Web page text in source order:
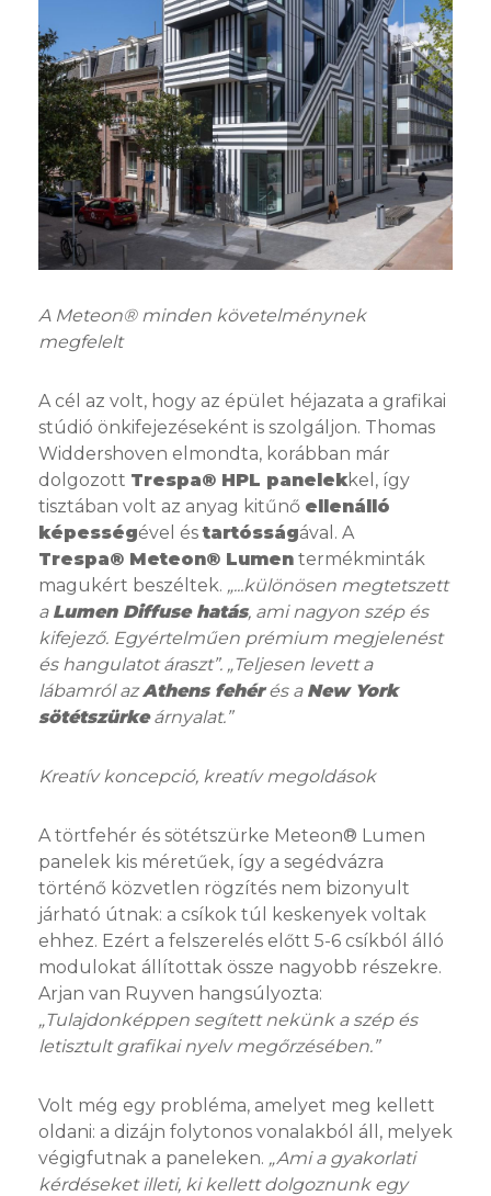
A Meteon® minden követelménynek
megfelelt
A cél az volt, hogy az épület héjazata a grafikai
stúdió önkifejezéseként is szolgáljon. Thomas
Widdershoven elmondta, korábban már
dolgozott Trespa® HPL panelekkel, így
tisztában volt az anyag kitűnő ellenálló
képességével éstartósságával. A
Trespa® Meteon® Lumen termékminták
magukért beszéltek. „...különösen megtetszett
a Lumen Diffuse hatás, ami nagyon szép és
kifejező. Egyértelműen prémium megjelenést
és hangulatot áraszt”. „Teljesen levett a
lábamról azAthens fehérés a New York
sötétszürkeárnyalat.”
Kreatív koncepció, kreatív megoldások
A törtfehér és sötétszürke Meteon® Lumen
panelek kis méretűek, így a segédvázra
történő közvetlen rögzítés nem bizonyult
járható útnak: a csíkok túl keskenyek voltak
ehhez. Ezért a felszerelés előtt 5-6 csíkból álló
modulokat állítottak össze nagyobb részekre.
Arjan van Ruyven hangsúlyozta:
„Tulajdonképpen segített nekünk a szép és
letisztult grafikai nyelv megőrzésében.”
Volt még egy probléma, amelyet meg kellett
oldani: a dizájn folytonos vonalakból áll, melyek
végigfutnak a paneleken. „Ami a gyakorlati
kérdéseket illeti, ki kellett dolgoznunk egy